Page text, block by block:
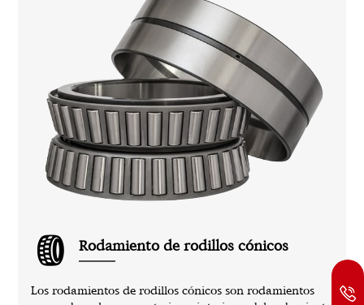
Rodamiento de rodillos cónicos
Los rodamientos de rodillos cónicos son rodamientos